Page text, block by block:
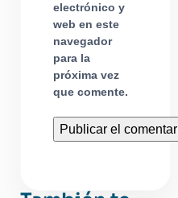
electrónico y
web en este
navegador
para la
próxima vez
que comente.